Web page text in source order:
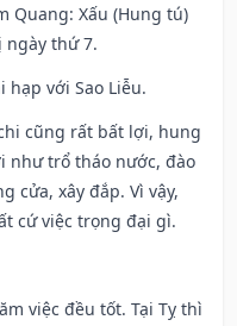
Quang: Xấu (Hung tú)
thứ 7.
hạp với Sao Liễu.
cũng rất bất lợi, hung
như trổ tháo nước, đào
cửa, xây đắp. Vì vậy,
cứ việc trọng đại gì.
việc đều tốt. Tại Tỵ thì